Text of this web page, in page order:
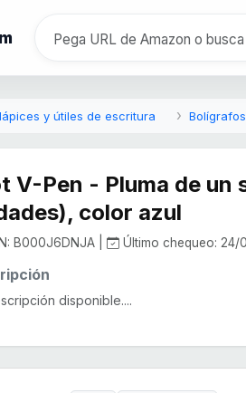
y útiles de escritura
V-Pen - Pluma de un
color azul
B000J6DNJA | Último chequeo: 24/
disponible....